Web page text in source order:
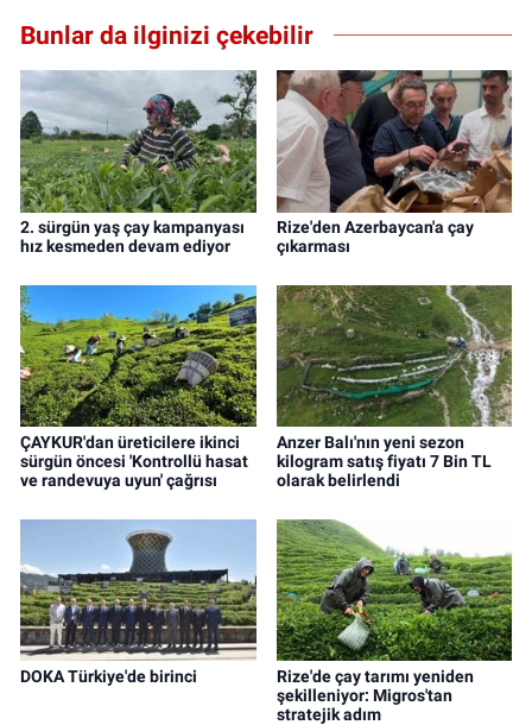
Bunlar da ilginizi çekebilir
2. sürgün yaş çay kampanyası
hız kesmeden devam ediyor
Rize'den Azerbaycan'a çay
çıkarması
ÇAYKUR'dan üreticilere ikinci
sürgün öncesi 'Kontrollü hasat
ve randevuya uyun' çağrısı
Anzer Balı'nın yeni sezon
kilogram satış fiyatı 7 Bin TL
olarak belirlendi
DOKA Türkiye'de birinci
Rize'de çay tarımı yeniden
şekilleniyor: Migros'tan
stratejik adım